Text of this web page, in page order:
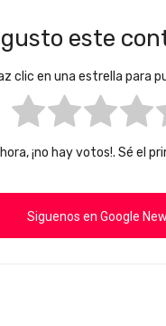
gusto este
clic en una estrella para
¡no hay votos!. Sé el
Siguenos en Google